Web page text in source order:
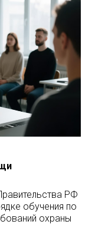
РФ
обучения по
охраны